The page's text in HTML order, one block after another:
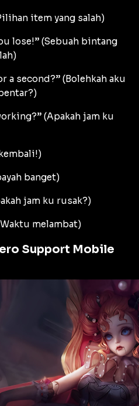
item yang salah)
lose!” (Sebuah bintang
a second?” (Bolehkah aku
(Apakah jam ku
banget)
jam ku rusak?)
melambat)
Support Mobile